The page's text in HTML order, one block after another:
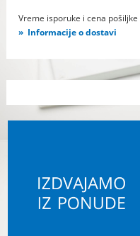
Vreme isporuke i cena
Informacije o dostavi